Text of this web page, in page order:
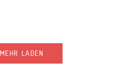
MEHR LADEN